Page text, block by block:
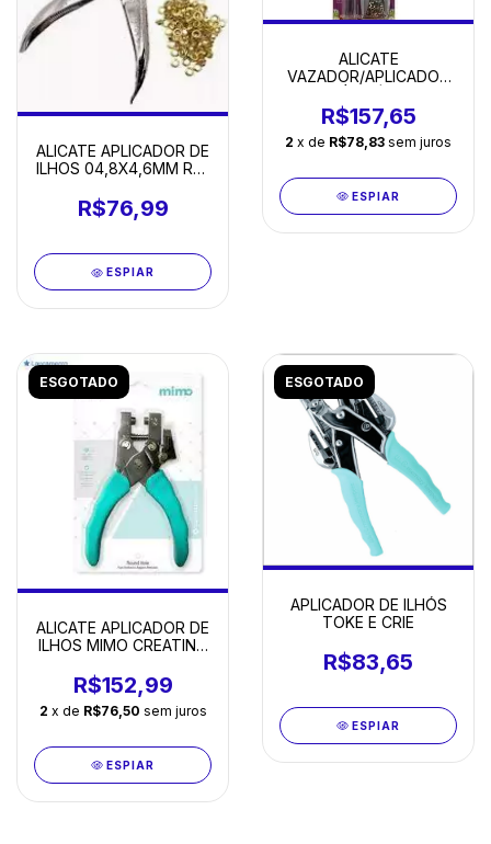
ALICATE APLICADOR DE
ILHOS 04,8X4,6MM REF
R$76,99
ESPIAR
ALICATE
VAZADOR/APLICADOR
R$157,65
2 x de R$78,83 sem juros
ESPIAR
ESGOTADO
ALICATE APLICADOR DE
ILHOS MIMO CREATING
R$152,99
2 x de R$76,50 sem juros
ESPIAR
ESGOTADO
APLICADOR DE ILHÓS
TOKE E CRIE
R$83,65
ESPIAR